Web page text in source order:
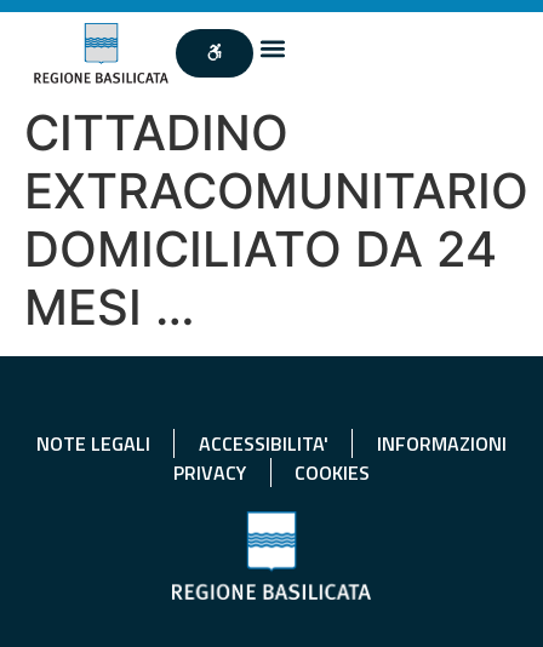
CITTADINO
EXTRACOMUNITARIO
DOMICILIATO DA 24
MESI …
NOTE LEGALI ACCESSIBILITA'
INFORMAZIONI
PRIVACY
COOKIES